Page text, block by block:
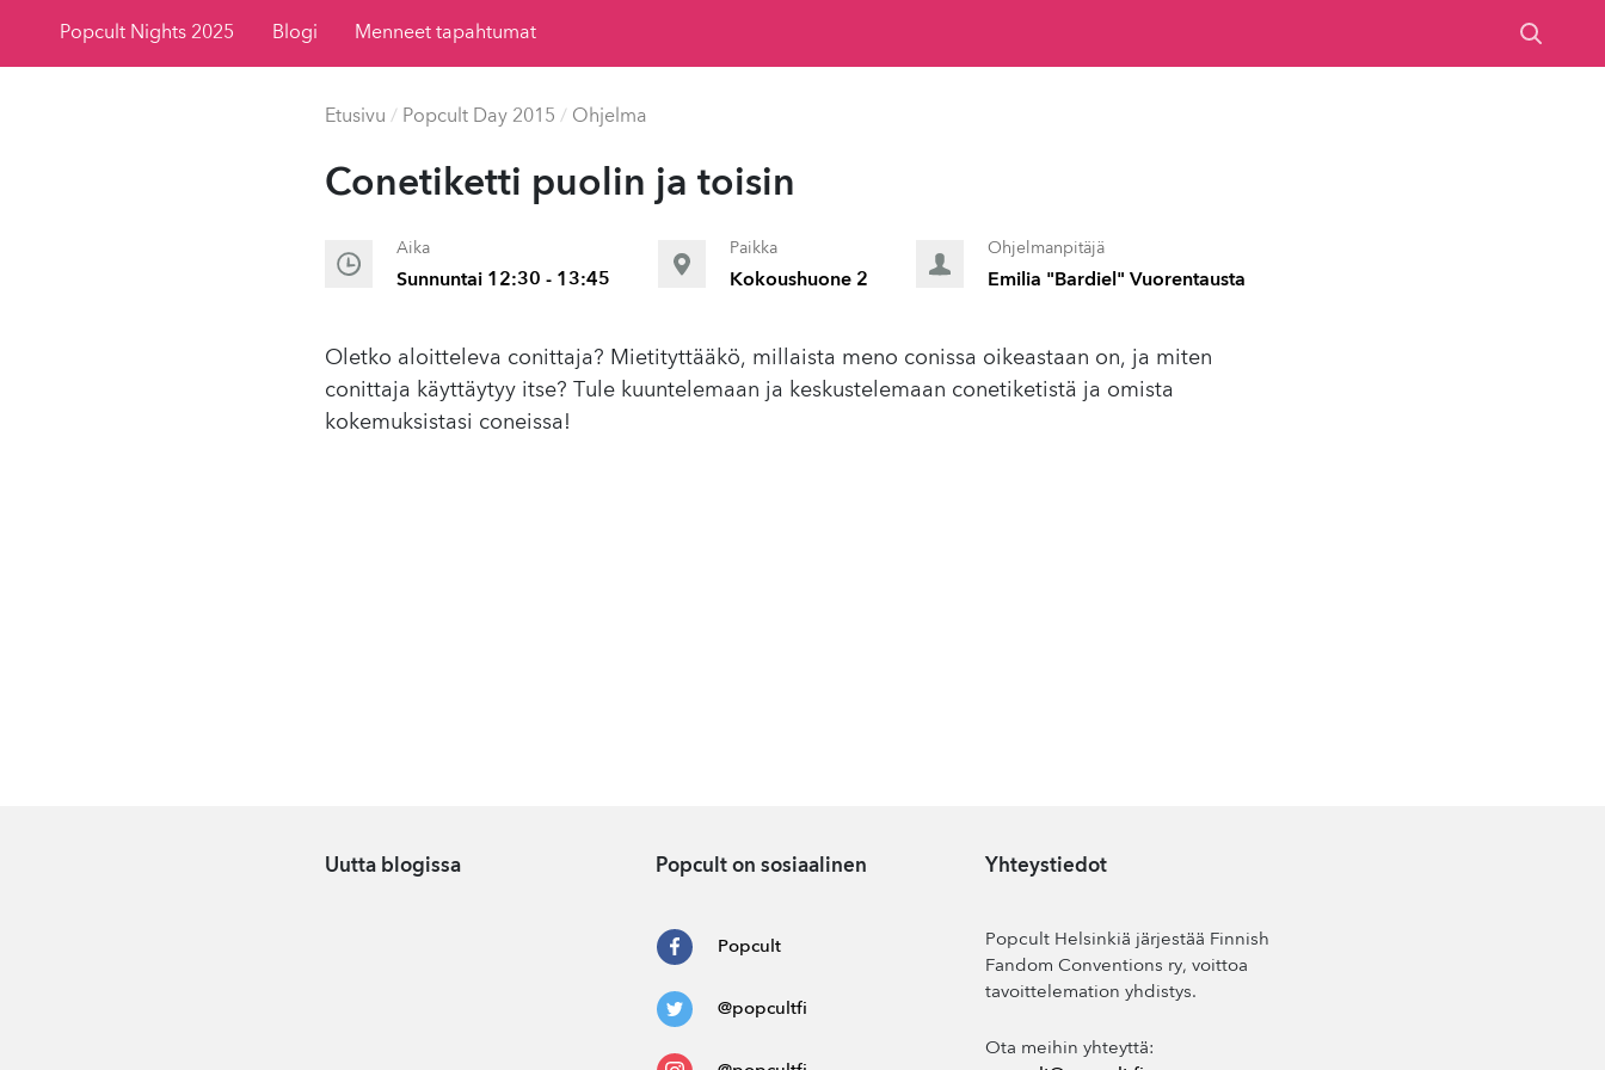
Popcult Nights 2025 Blogi Menneet tapahtumat
Etusivu / Popcult Day 2015 / Ohjelma
Conetiketti puolin ja toisin
Aika
Sunnuntai 12:30 - 13:45
Paikka
Kokoushuone 2
Ohjelmanpitäjä
Emilia "Bardiel" Vuorentausta
Oletko aloitteleva conittaja? Mietityttääkö, millaista meno conissa oikeastaan on, ja miten
conittaja käyttäytyy itse? Tule kuuntelemaan ja keskustelemaan conetiketistä ja omista
kokemuksistasi coneissa!
Uutta blogissa Popcult on sosiaalinen
Popcult
@popcultfi
Yhteystiedot
Popcult Helsinkiä järjestää Finnish
Fandom Conventions ry, voittoa
tavoittelemation yhdistys.
Ota meihin yhteyttä: